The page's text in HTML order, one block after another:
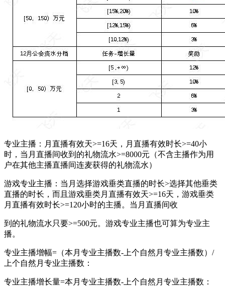
专业主播：月直播有效天>=16天，月直播有效时长>=40小
时，当月直播间收到的礼物流水>=8000元（不含主播作为用
户在其他主播直播间连麦获得的礼物流水）
游戏专业主播：当月选择游戏垂类直播的时长>选择其他垂类
直播的时长，而且游戏垂类月直播有效天>=16天，游戏垂类
月直播有效时长>=120小时的主播。当月直播间收
到的礼物流水只要>=500元。游戏专业主播也可算为专业主
播。
专业主播增幅=（本月专业主播数-上个自然月专业主播数）/
上个自然月专业主播数：
专业主播增长量=本月专业主播数-上个自然月专业主播数：